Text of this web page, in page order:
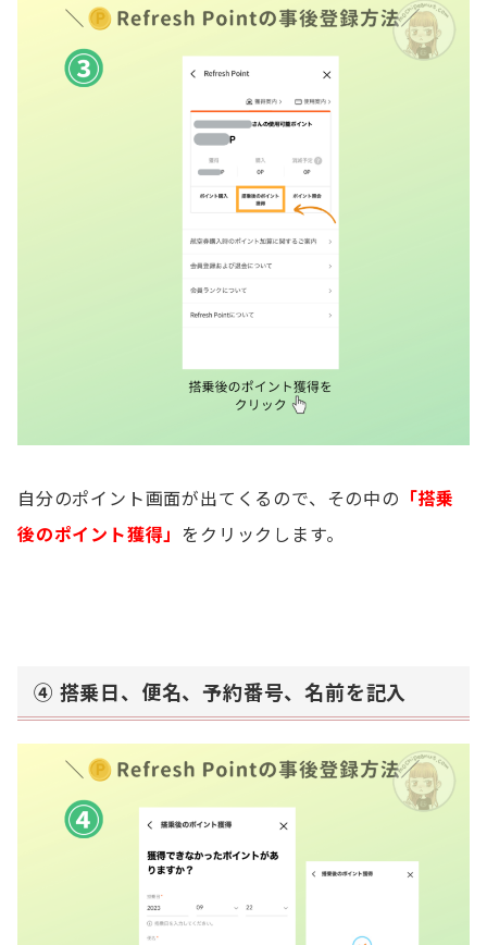
自分のポイント画面が出てくるので、その中の 「搭乗
後のポイント獲得」 をクリックします。
④ 搭乗日、便名、予約番号、名前を記入